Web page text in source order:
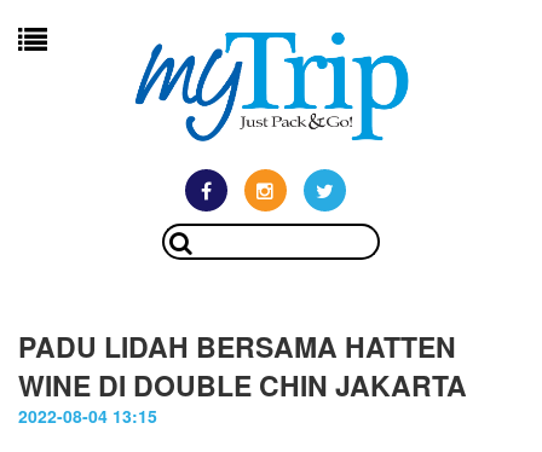
PADU LIDAH BERSAMA HATTEN
WINE DI DOUBLE CHIN JAKARTA
2022-08-04 13:15